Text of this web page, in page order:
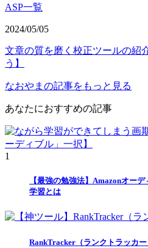
ASP一覧
2024/05/05
文章の質を磨く校正ツールの紹
う】
なおやまの記事をもっと見る
あなたにおすすめの記事
1
【最強の勉強法】Amazonオー
学習とは
RankTracker（ランクトラッカ